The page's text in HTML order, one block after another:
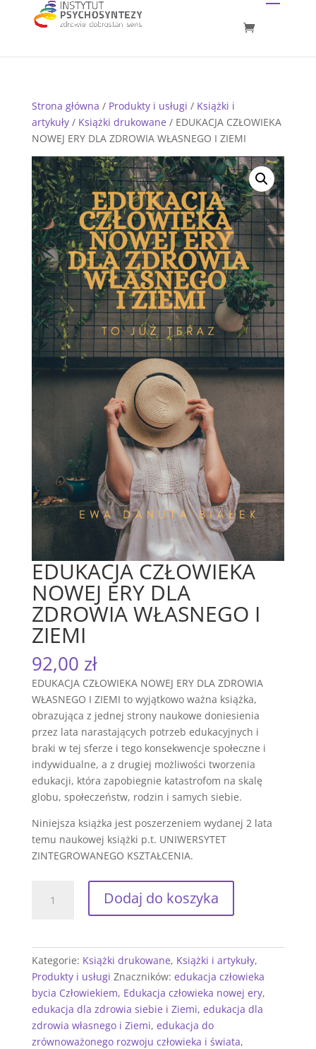
Strona główna / Produkty i usługi / Książki i
artykuły/ Książki drukowane / EDUKACJA CZŁOWIEKA
NOWEJ ERY DLA ZDROWIA WŁASNEGO I ZIEMI
EDUKACJA CZŁOWIEKA
NOWEJ ERY DLA
ZDROWIA WŁASNEGO I
ZIEMI
92,00 zł
EDUKACJA CZŁOWIEKA NOWEJ ERY DLA ZDROWIA
WŁASNEGO I ZIEMI to wyjątkowo ważna książka,
obrazująca z jednej strony naukowe doniesienia
przez lata narastających potrzeb edukacyjnych i
braki w tej sferze i tego konsekwencje społeczne i
indywidualne, a z drugiej możliwości tworzenia
edukacji, która zapobiegnie katastrofom na skalę
globu, społeczeństw, rodzin i samych siebie.
Niniejsza książka jest poszerzeniem wydanej 2 lata
temu naukowej książki p.t. UNIWERSYTET
ZINTEGROWANEGO KSZTAŁCENIA.
EDUKACJA
ZDROWIA
WŁASNEGO
Dodaj do koszyka
Kategorie: Książki drukowane, Książki i artykuły,
Produkty i usługi Znaczników: edukacja człowieka
bycia Człowiekiem, Edukacja człowieka nowej ery,
edukacja dla zdrowia siebie i Ziemi, edukacja dla
zdrowia własnego i Ziemi, edukacja do
zrównoważonego rozwoju człowieka i świata,